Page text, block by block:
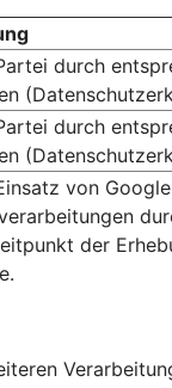
durch
durch
von
der